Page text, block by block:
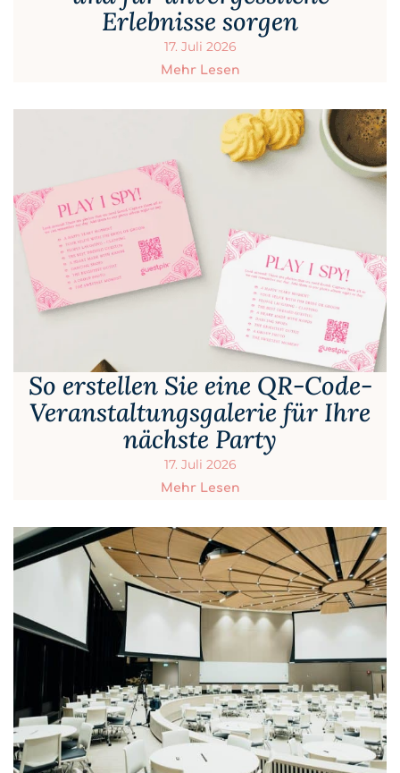
Erlebnisse sorgen
17. Juli 2026
Mehr Lesen
So erstellen Sie eine QR-Code-
Veranstaltungsgalerie für Ihre
nächste Party
17. Juli 2026
Mehr Lesen